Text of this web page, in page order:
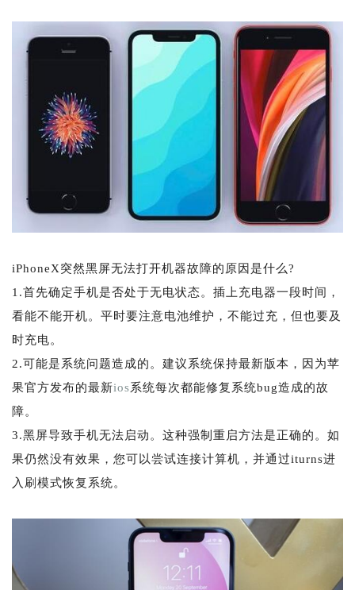
iPhoneX突然黑屏无法打开机器故障的原因是什么?
1.首先确定手机是否处于无电状态。插上充电器一段时间，
看能不能开机。平时要注意电池维护，不能过充，但也要及
时充电。
2.可能是系统问题造成的。建议系统保持最新版本，因为苹
果官方发布的最新ios系统每次都能修复系统bug造成的故
障。
3.黑屏导致手机无法启动。这种强制重启方法是正确的。如
果仍然没有效果，您可以尝试连接计算机，并通过iturns进
入刷模式恢复系统。